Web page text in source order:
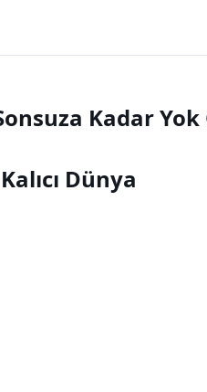
Kadar
Dünya